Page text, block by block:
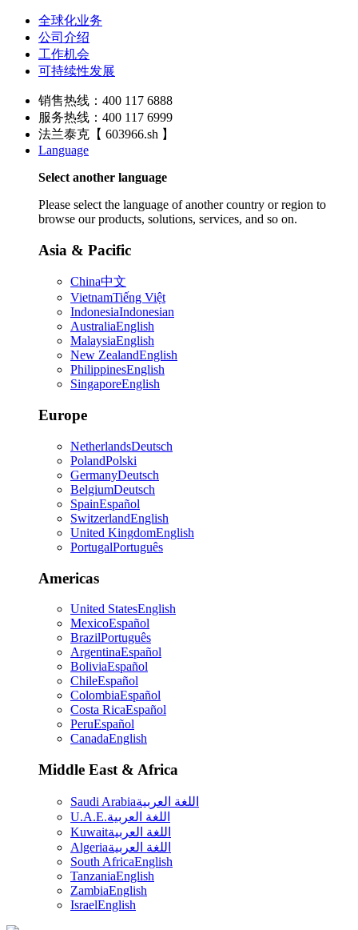
全球化业务
公司介绍
工作机会
可持续性发展
销售热线：400 117 6888
服务热线：400 117 6999
法兰泰克【 603966.sh 】
Language
Select another language
Please select the language of another country or region to
browse our products, solutions, services, and so on.
Asia & Pacific
China中文
VietnamTiếng Việt
IndonesiaIndonesian
AustraliaEnglish
MalaysiaEnglish
New ZealandEnglish
PhilippinesEnglish
SingaporeEnglish
Europe
NetherlandsDeutsch
PolandPolski
GermanyDeutsch
BelgiumDeutsch
SpainEspañol
SwitzerlandEnglish
United KingdomEnglish
PortugalPortuguês
Americas
United StatesEnglish
MexicoEspañol
BrazilPortuguês
ArgentinaEspañol
BoliviaEspañol
ChileEspañol
ColombiaEspañol
Costa RicaEspañol
PeruEspañol
CanadaEnglish
Middle East & Africa
Saudi Arabiaاللغة العربية
U.A.E.اللغة العربية
Kuwaitاللغة العربية
Algeriaاللغة العربية
South AfricaEnglish
TanzaniaEnglish
ZambiaEnglish
IsraelEnglish